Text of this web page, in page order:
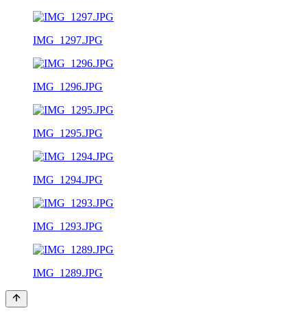
IMG_1297.JPG
IMG_1296.JPG
IMG_1295.JPG
IMG_1294.JPG
IMG_1293.JPG
IMG_1289.JPG